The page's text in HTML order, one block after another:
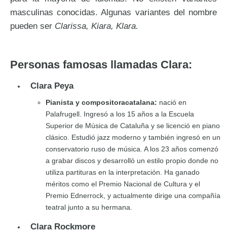
masculinas conocidas. Algunas variantes del nombre
pueden ser Clarissa, Kiara, Klara.
Personas famosas llamadas Clara:
Clara Peya
Pianista y compositoracatalana: nació en
Palafrugell. Ingresó a los 15 años a la Escuela
Superior de Música de Cataluña y se licenció en piano
clásico. Estudió jazz moderno y también ingresó en un
conservatorio ruso de música. A los 23 años comenzó
a grabar discos y desarrolló un estilo propio donde no
utiliza partituras en la interpretación. Ha ganado
méritos como el Premio Nacional de Cultura y el
Premio Ednerrock, y actualmente dirige una compañía
teatral junto a su hermana.
Clara Rockmore